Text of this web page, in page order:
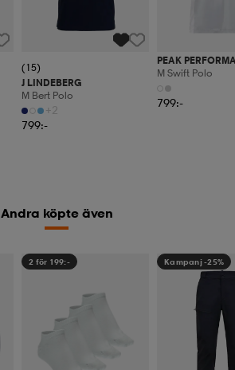
(15)
J LINDEBERG
M Bert Polo
+2
799:-
PEAK
M Swift Polo
799:-
Andra köpte även
2 för 199:- Kampanj -25%